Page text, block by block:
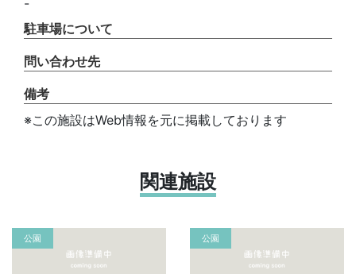
-
駐車場について
問い合わせ先
備考
※この施設はWeb情報を元に掲載しております
関連施設
公園 公園